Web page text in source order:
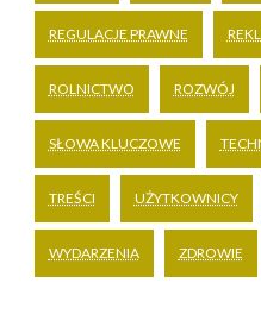
REGULACJE PRAWNE
ROLNICTWO ROZWÓJ
SŁOWA KLUCZOWE
TREŚCI UŻYTKOWNICY
WYDARZENIA ZDROWIE